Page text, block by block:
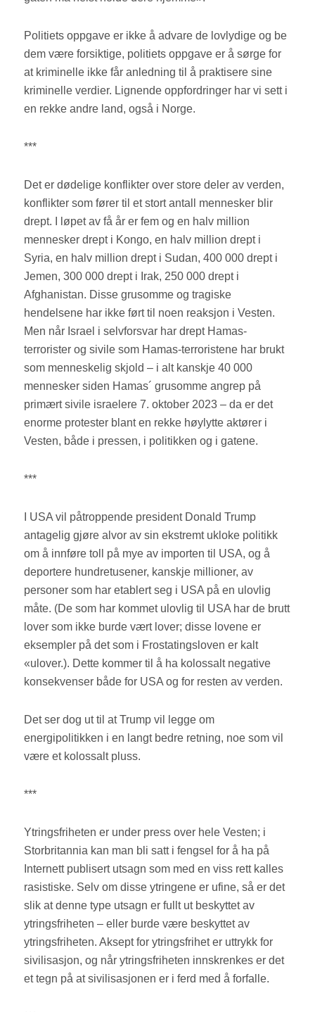
Politiets oppgave er ikke å advare de lovlydige og be
dem være forsiktige, politiets oppgave er å sørge for
at kriminelle ikke får anledning til å praktisere sine
kriminelle verdier. Lignende oppfordringer har vi sett i
en rekke andre land, også i Norge.
***
Det er dødelige konflikter over store deler av verden,
konflikter som fører til et stort antall mennesker blir
drept. I løpet av få år er fem og en halv million
mennesker drept i Kongo, en halv million drept i
Syria, en halv million drept i Sudan, 400 000 drept i
Jemen, 300 000 drept i Irak, 250 000 drept i
Afghanistan. Disse grusomme og tragiske
hendelsene har ikke ført til noen reaksjon i Vesten.
Men når Israel i selvforsvar har drept Hamas-
terrorister og sivile som Hamas-terroristene har brukt
som menneskelig skjold – i alt kanskje 40 000
mennesker siden Hamas´ grusomme angrep på
primært sivile israelere 7. oktober 2023 – da er det
enorme protester blant en rekke høylytte aktører i
Vesten, både i pressen, i politikken og i gatene.
***
I USA vil påtroppende president Donald Trump
antagelig gjøre alvor av sin ekstremt ukloke politikk
om å innføre toll på mye av importen til USA, og å
deportere hundretusener, kanskje millioner, av
personer som har etablert seg i USA på en ulovlig
måte. (De som har kommet ulovlig til USA har de brutt
lover som ikke burde vært lover; disse lovene er
eksempler på det som i Frostatingsloven er kalt
«ulover.). Dette kommer til å ha kolossalt negative
konsekvenser både for USA og for resten av verden.
Det ser dog ut til at Trump vil legge om
energipolitikken i en langt bedre retning, noe som vil
være et kolossalt pluss.
***
Ytringsfriheten er under press over hele Vesten; i
Storbritannia kan man bli satt i fengsel for å ha på
Internett publisert utsagn som med en viss rett kalles
rasistiske. Selv om disse ytringene er ufine, så er det
slik at denne type utsagn er fullt ut beskyttet av
ytringsfriheten – eller burde være beskyttet av
ytringsfriheten. Aksept for ytringsfrihet er uttrykk for
sivilisasjon, og når ytringsfriheten innskrenkes er det
et tegn på at sivilisasjonen er i ferd med å forfalle.